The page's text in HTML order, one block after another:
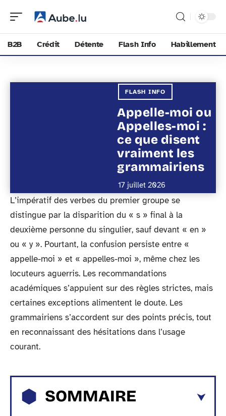
B2B Crédit Détente Flash Info Habillement
FLASH INFO
Appelle-moi ou
Appelles-moi :
ce que disent
vraiment les
grammairiens
17 juillet 2026
L’impératif des verbes du premier groupe se
distingue par la disparition du « s » final à la
deuxième personne du singulier, sauf devant « en »
ou « y ». Pourtant, la confusion persiste entre «
appelle-moi » et « appelles-moi », même chez les
locuteurs aguerris. Les recommandations
académiques s’appuient sur des règles strictes, mais
certaines exceptions alimentent le doute. Les
grammairiens s’accordent sur des points précis, tout
en reconnaissant des hésitations dans l’usage
courant.
SOMMAIRE